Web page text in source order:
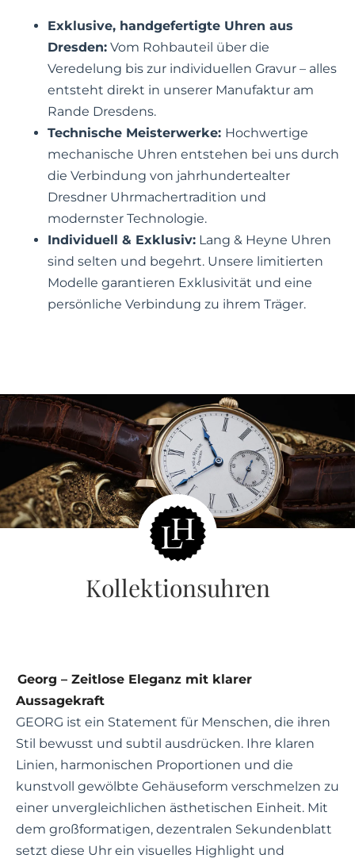
Exklusive, handgefertigte Uhren aus
Dresden: Vom Rohbauteil über die
Veredelung bis zur individuellen Gravur – alles
entsteht direkt in unserer Manufaktur am
Rande Dresdens.
Technische Meisterwerke: Hochwertige
mechanische Uhren entstehen bei uns durch
die Verbindung von jahrhundertealter
Dresdner Uhrmachertradition und
modernster Technologie.
Individuell & Exklusiv: Lang & Heyne Uhren
sind selten und begehrt. Unsere limitierten
Modelle garantieren Exklusivität und eine
persönliche Verbindung zu ihrem Träger.
Kollektionsuhren
Georg – Zeitlose Eleganz mit klarer
Aussagekraft
GEORG ist ein Statement für Menschen, die ihren
Stil bewusst und subtil ausdrücken. Ihre klaren
Linien, harmonischen Proportionen und die
kunstvoll gewölbte Gehäuseform verschmelzen zu
einer unvergleichlichen ästhetischen Einheit. Mit
dem großformatigen, dezentralen Sekundenblatt
setzt diese Uhr ein visuelles Highlight und